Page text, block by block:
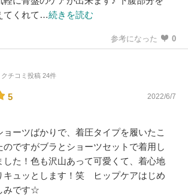
てくれて…続きを読む
参考になった 0
クチコミ投稿 24件
5 2022/6/7
ョーツばかりで、着圧タイプを履いたこ
のですがブラとショーツセットで着用し
した！色も沢山あって可愛くて、着心地
キュッとします！笑 ヒップケアはじめ
みです☆